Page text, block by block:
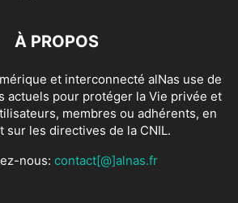
À PROPOS
et interconnecté alNas use de
actuels pour protéger la Vie privée et
membres ou adhérents, en
sur les directives de la CNIL.
nous: contact[@]alnas.fr